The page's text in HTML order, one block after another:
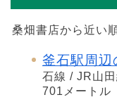
桑畑書店から近い
釜石駅周辺
石線 / JR山田
701メートル